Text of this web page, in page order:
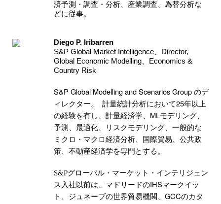
済予測・調査・分析、産業調査、為替分析な
どに従事。
Diego P. Iribarren
S&P Global Market Intelligence、Director,
Global Economic Modelling、Economics &
Country Risk
S&P Global Modelling and Scenarios Group のデ
ィレクター。
計量統計分析において25年以上
の経験を有し、計量経済学、 MLモデリング、
予測、最適化、リスクモデリング、一般的な
ミクロ・マクロ経済分析、国際貿易、公共政
策、不動産経済学を専門とする。
S&Pグローバル・マーケット・インテリジェン
ス 入社以前は、マドリードのIHSマークイッ
ト、ジュネーブの世界貿易機関、 GCCのカタ